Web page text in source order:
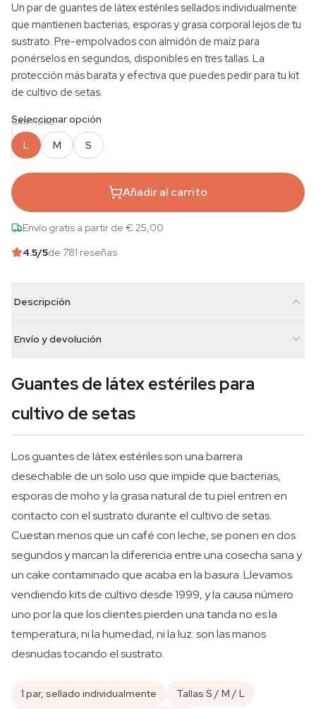
Un par de guantes de látex estériles sellados individualmente
que mantienen bacterias, esporas y grasa corporal lejos de tu
sustrato. Pre-empolvados con almidón de maíz para
ponérselos en segundos, disponibles en tres tallas. La
protección más barata y efectiva que puedes pedir para tu kit
de cultivo de setas.
CANTIDAD
Seleccionar opción
L M S
Añadir al carrito
Envío gratis a partir de € 25,00
4.5/5de 781 reseñas
Descripción
Envío y devolución
Guantes de látex estériles para
cultivo de setas
Los guantes de látex estériles son una barrera
desechable de un solo uso que impide que bacterias,
esporas de moho y la grasa natural de tu piel entren en
contacto con el sustrato durante el cultivo de setas.
Cuestan menos que un café con leche, se ponen en dos
segundos y marcan la diferencia entre una cosecha sana y
un cake contaminado que acaba en la basura. Llevamos
vendiendo kits de cultivo desde 1999, y la causa número
uno por la que los clientes pierden una tanda no es la
temperatura, ni la humedad, ni la luz: son las manos
desnudas tocando el sustrato.
1 par, sellado individualmente
Tallas S / M / L